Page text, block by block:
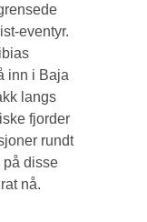
eventyr.
inn i Baja
langs
fjorder
rundt
på disse
nå.